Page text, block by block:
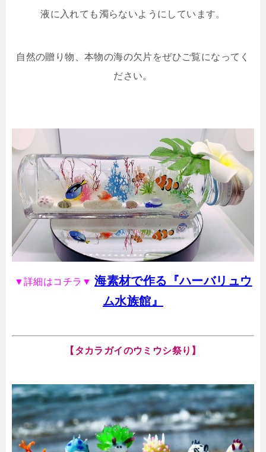
液に入れても濁らないようにしています。
自然の贈り物、本物の海の欠片をぜひご覧になってく
ださい。
▼詳細はコチラ▼海素材で作る『ハーバリュウ
ム水族館』
【タカラガイのウミウシ祭り】